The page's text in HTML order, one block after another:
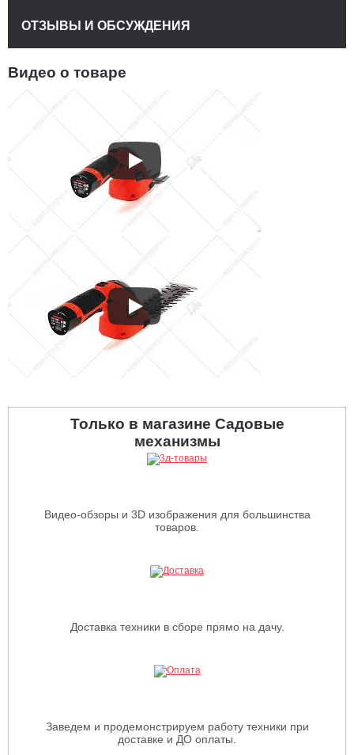
Видео о товаре
ОТЗЫВЫ И ОБСУЖДЕНИЯ
Только в магазине Садовые
механизмы
Видео-обзоры и 3D изображения для большинства
товаров.
Доставка техники в сборе прямо на дачу.
Заведем и продемонстрируем работу техники при
доставке и ДО оплаты.